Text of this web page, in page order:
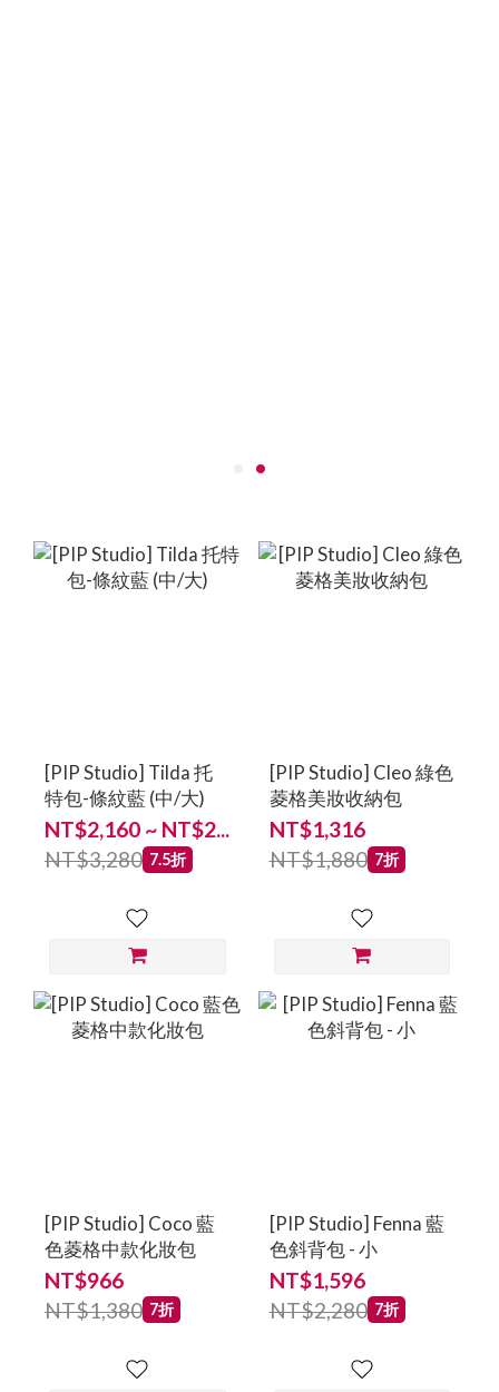
[PIP Studio] Tilda 托
特包-條紋藍 (中/大)
NT$2,160 ~ NT$2...
NT$3,280 7.5折
[PIP Studio] Cleo 綠色
菱格美妝收納包
NT$1,316
NT$1,880 7折
[PIP Studio] Coco 藍
色菱格中款化妝包
NT$966
NT$1,380 7折
[PIP Studio] Fenna 藍
色斜背包 - 小
NT$1,596
NT$2,280 7折